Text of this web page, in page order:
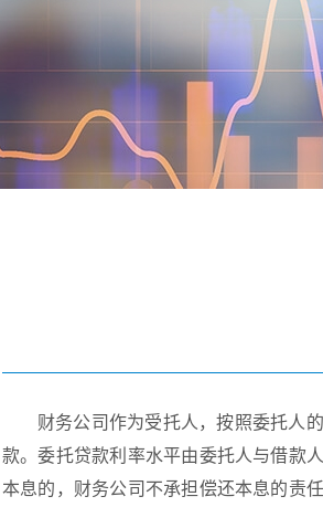
财务公司作为受托人，按照委托人
款。委托贷款利率水平由委托人与借款
本息的，财务公司不承担偿还本息的责